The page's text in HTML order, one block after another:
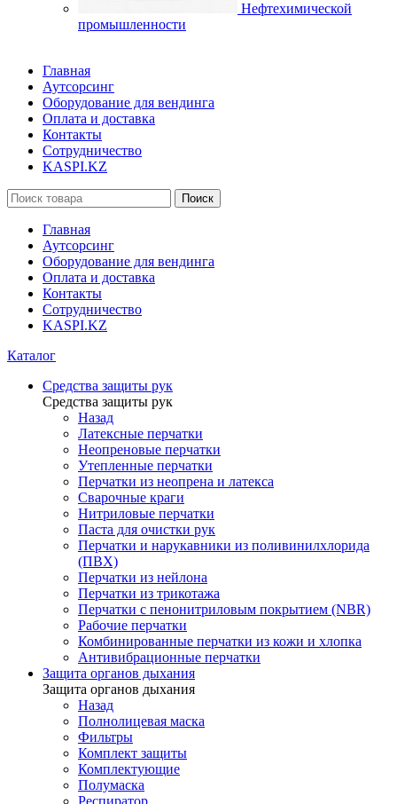
Нефтехимической
промышленности
Главная
Аутсорсинг
Оборудование для вендинга
Оплата и доставка
Контакты
Сотрудничество
KASPI.KZ
Поиск
Главная
Аутсорсинг
Оборудование для вендинга
Оплата и доставка
Контакты
Сотрудничество
KASPI.KZ
Каталог
Средства защиты рук
Средства защиты рук
Назад
Латексные перчатки
Неопреновые перчатки
Утепленные перчатки
Перчатки из неопрена и латекса
Сварочные краги
Нитриловые перчатки
Паста для очистки рук
Перчатки и нарукавники из поливинилхлорида
(ПВХ)
Перчатки из нейлона
Перчатки из трикотажа
Перчатки с пенонитриловым покрытием (NBR)
Рабочие перчатки
Комбинированные перчатки из кожи и хлопка
Антивибрационные перчатки
Защита органов дыхания
Защита органов дыхания
Назад
Полнолицевая маска
Фильтры
Комплект защиты
Комплектующие
Полумаска
Респиратор